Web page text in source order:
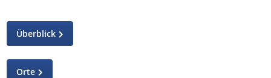
Überblick
Orte